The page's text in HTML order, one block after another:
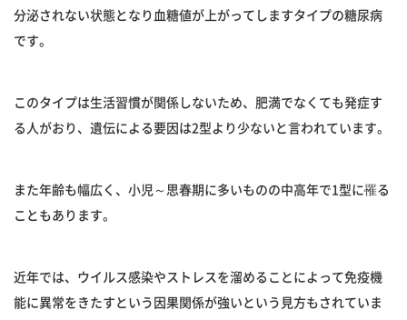
分泌されない状態となり血糖値が上がってしますタイプの糖尿病
です。
このタイプは生活習慣が関係しないため、肥満でなくても発症す
る人がおり、遺伝による要因は2型より少ないと言われています。
また年齢も幅広く、小児～思春期に多いものの中高年で1型に罹る
こともあります。
近年では、ウイルス感染やストレスを溜めることによって免疫機
能に異常をきたすという因果関係が強いという見方もされていま